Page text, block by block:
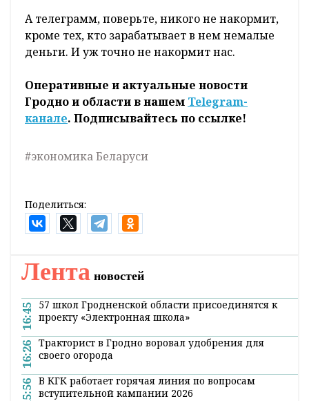
А телеграмм, поверьте, никого не накормит,
кроме тех, кто зарабатывает в нем немалые
деньги. И уж точно не накормит нас.
Оперативные и актуальные новости
Гродно и области в нашем Telegram-
канале. Подписывайтесь по ссылке!
#экономика Беларуси
Поделиться:
Главная Новости Lifestyle
Охота пострелять: одни – в цель,
другие – мимо. В Лидском районе
прошли соревнования по
стрелково-охотничьему многоборью
18:47 07 сентября 2020